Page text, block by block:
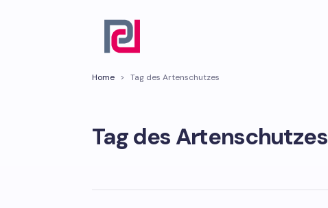
Home > Tag des Artenschutzes
Tag des Artenschutzes